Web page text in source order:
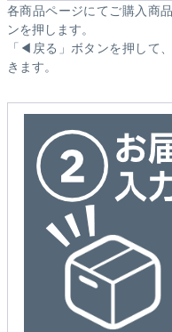
各商品ページにてご購入商
ンを押します。
「◀戻る」ボタンを押して
きます。